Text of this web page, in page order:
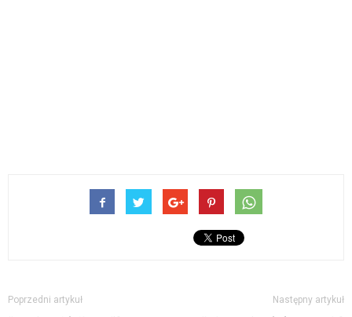
Poprzedni artykuł Następny artykuł